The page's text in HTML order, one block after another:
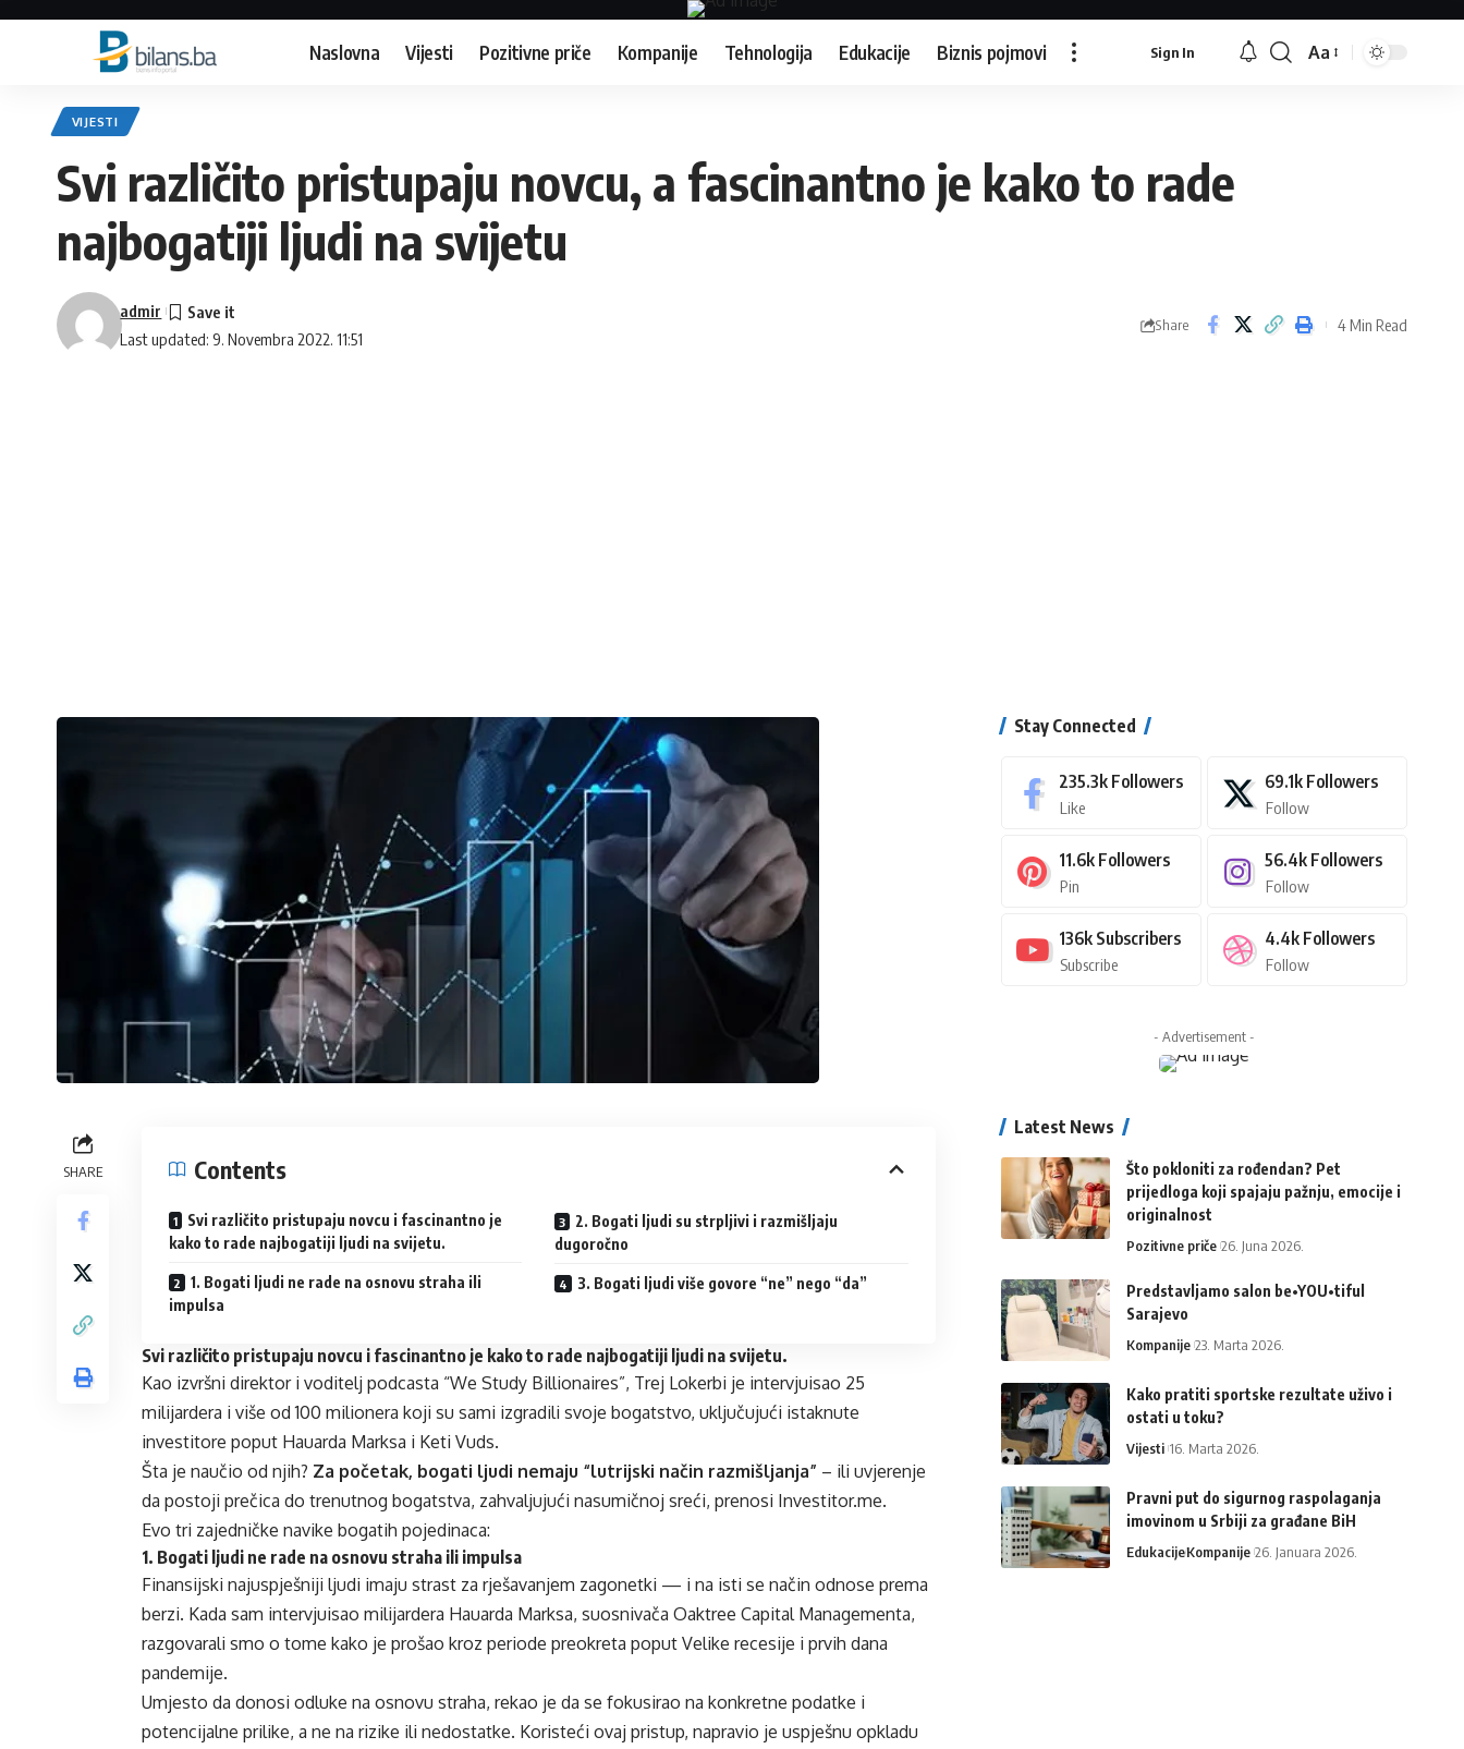
Naslovna Vijesti Pozitivne priče Kompanije Tehnologija Edukacije Biznis pojmovi Sign In
Font
Aa
VIJESTI
Svi različito pristupaju novcu, a fascinantno je kako to rade
najbogatiji ljudi na svijetu
Last updated: 9. Novembra 2022. 11:51
admir
Share 4 Min Read
SHARE Contents
Svi različito pristupaju novcu i fascinantno je
kako to rade najbogatiji ljudi na svijetu.
1. Bogati ljudi ne rade na osnovu straha ili
impulsa
2. Bogati ljudi su strpljivi i razmišljaju
dugoročno
3. Bogati ljudi više govore “ne” nego “da”
Svi različito pristupaju novcu i fascinantno je kako to rade najbogatiji ljudi na svijetu.
Kao izvršni direktor i voditelj podcasta “We Study Billionaires”, Trej Lokerbi je intervjuisao 25
milijardera i više od 100 milionera koji su sami izgradili svoje bogatstvo, uključujući istaknute
investitore poput Hauarda Marksa i Keti Vuds.
Šta je naučio od njih? Za početak, bogati ljudi nemaju “lutrijski način razmišljanja” – ili uvjerenje
da postoji prečica do trenutnog bogatstva, zahvaljujući nasumičnoj sreći, prenosi Investitor.me.
Evo tri zajedničke navike bogatih pojedinaca:
1. Bogati ljudi ne rade na osnovu straha ili impulsa
Finansijski najuspješniji ljudi imaju strast za rješavanjem zagonetki — i na isti se način odnose prema
berzi. Kada sam intervjuisao milijardera Hauarda Marksa, suosnivača Oaktree Capital Managementa,
razgovarali smo o tome kako je prošao kroz periode preokreta poput Velike recesije i prvih dana
pandemije.
Umjesto da donosi odluke na osnovu straha, rekao je da se fokusirao na konkretne podatke i
potencijalne prilike, a ne na rizike ili nedostatke. Koristeći ovaj pristup, napravio je uspješnu opkladu
Stay Connected
235.3k Followers
Like
69.1k Followers
Follow
11.6k Followers
Pin
56.4k Followers
Follow
136k Subscribers
Subscribe
4.4k Followers
Follow
- Advertisement -
Latest News
Što pokloniti za rođendan? Pet
prijedloga koji spajaju pažnju, emocije i
originalnost
Pozitivne priče 26. Juna 2026.
Predstavljamo salon be•YOU•tiful
Sarajevo
Kompanije 23. Marta 2026.
Kako pratiti sportske rezultate uživo i
ostati u toku?
Vijesti 16. Marta 2026.
Pravni put do sigurnog raspolaganja
imovinom u Srbiji za građane BiH
EdukacijeKompanije 26. Januara 2026.